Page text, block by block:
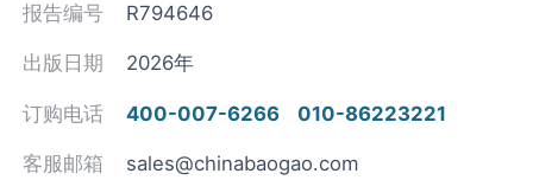
报告编号 R794646
出版日期 2026年
订购电话 400-007-6266 010-86223221
客服邮箱 sales@chinabaogao.com